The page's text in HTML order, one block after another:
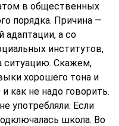
в общественных
порядка. Причина —
адаптации, а со
институтов,
ситуацию. Скажем,
хорошего тона и
как не надо говорить.
употребляли. Если
школа. Во